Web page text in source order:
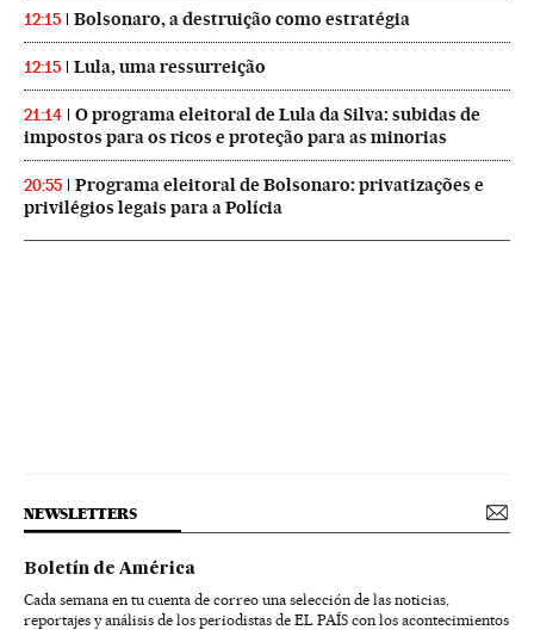
12:15 Bolsonaro, a destruição como estratégia
12:15 Lula, uma ressurreição
21:14
O programa eleitoral de Lula da Silva: subidas de
impostos para os ricos e proteção para as minorias
20:55
Programa eleitoral de Bolsonaro: privatizações e
privilégios legais para a Polícia
NEWSLETTERS
Boletín de América
Cada semana en tu cuenta de correo una selección de las noticias,
reportajes y análisis de los periodistas de EL PAÍS con los acontecimientos